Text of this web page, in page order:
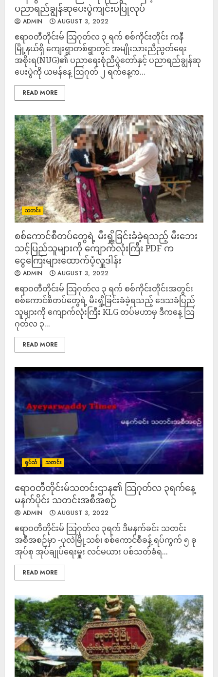
ပညာရည်ချွန်ဆုပေးပွဲကျင်းပပြုလုပ်
ADMIN AUGUST 3, 2022
ဧရာဝတီတိုင်းမ် သြဂုတ်လ ၃ ရက် စစ်ကိုင်းတိုင်း ကနီ
မြို့နယ်ရှိ ကျေးရွာတစ်ရွာတွင် အမျိုးသားညီညွတ်ရေး
အစိုးရ(NUG)၏ ပညာရေးစုံညီပွဲတော်နှင့် ပညာရည်ချွန်ဆု
ပေးပွဲကို ယမန်နေ့ ဩဂုတ် ၂ ရက်နေ့က...
READ MORE
သတင်း
စစ်ကောင်စီတပ်တွေရဲ့ မီးရှို့ခြင်းခံခဲ့ရသည့် မီးဘေး
သင့်ပြည်သူများကို ကျောက်လုံးကြီး PDF က
ငွေကြေးများထောက်ပံ့လှူဒါန်း
ADMIN AUGUST 3, 2022
ဧရာဝတီတိုင်းမ် သြဂုတ်လ ၃ ရက် စစ်ကိုင်းတိုင်းအတွင်း
စစ်ကောင်စီတပ်တွေရဲ့ မီးရှို့ခြင်းခံခဲ့ရသည့် ဒေသခံပြည်
သူများကို ကျောက်လုံးကြီး KLG တပ်မဟာမှ ဒီကနေ့ သြ
ဂုတ်လ ၃...
READ MORE
ရုပ်သံ သတင်း
ဧရာဝတီတိုင်းမ်သတင်းဌာန၏ သြဂုတ်လ ၃ရက်နေ့
မနက်ပိုင်း သတင်းအစီအစဉ်
ADMIN AUGUST 3, 2022
ဧရာဝတီတိုင်းမ် သြဂုတ်လ ၃ရက် ဒီမနက်ခင်း သတင်း
အစီအစဉ်မှာ -ပုလဲမြို့သစ်၊ စစ်ကောင်စီခန့် ရပ်ကွက် ၅ ခု
အုပ်စု အုပ်ချုပ်ရေးမှူး လင်မယား ပစ်သတ်ခံရ...
READ MORE